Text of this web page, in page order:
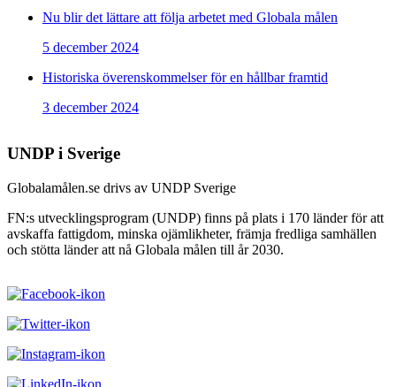
Nu blir det lättare att följa arbetet med Globala målen
5 december 2024
Historiska överenskommelser för en hållbar framtid
3 december 2024
UNDP i Sverige
Globalamålen.se drivs av UNDP Sverige
FN:s utvecklingsprogram (UNDP) finns på plats i 170 länder för att
avskaffa fattigdom, minska ojämlikheter, främja fredliga samhällen
och stötta länder att nå Globala målen till år 2030.